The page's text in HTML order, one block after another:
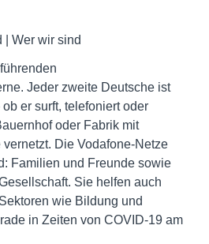
| Wer wir sind
Jeder zweite Deutsche ist
er surft, telefoniert oder
oder Fabrik mit
Die Vodafone-Netze
Familien und Freunde sowie
Sie helfen auch
wie Bildung und
in Zeiten von COVID-19 am